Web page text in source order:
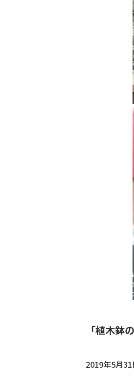
「植木鉢
2019年5月